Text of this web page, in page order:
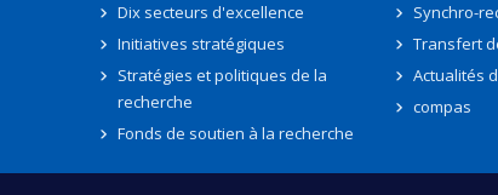
Dix secteurs d'excellence
Initiatives stratégiques
Stratégies et politiques de la
recherche
Fonds de soutien à la recherche
Synchro-
Transfert
Actualités
compas